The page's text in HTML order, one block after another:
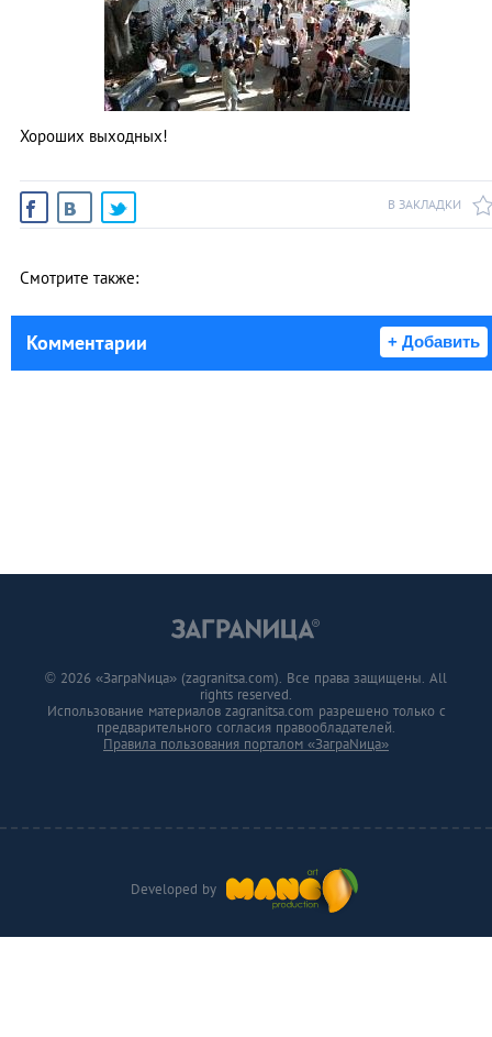
Хороших выходных!
В ЗАКЛАДКИ
Смотрите также:
Комментарии + Добавить
Developed by
© 2026 «ЗаграNица» (zagranitsa.com). Все права защищены. All
rights reserved.
Использование материалов zagranitsa.com разрешено только с
предварительного согласия правообладателей.
Правила пользования порталом «ЗаграNица»